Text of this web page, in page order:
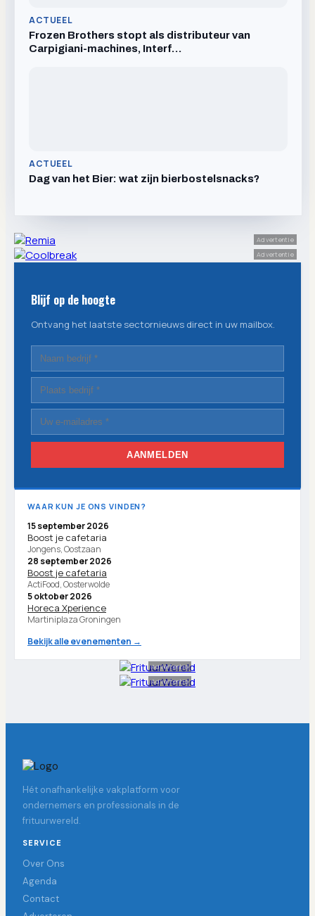
ACTUEEL
Frozen Brothers stopt als distributeur van
Carpigiani-machines, Interf…
ACTUEEL
Dag van het Bier: wat zijn bierbostelsnacks?
Advertentie
Advertentie
Blijf op de hoogte
Ontvang het laatste sectornieuws direct in uw mailbox.
AANMELDEN
WAAR KUN JE ONS VINDEN?
15 september 2026
Boost je cafetaria
Jongens, Oostzaan
28 september 2026
Boost je cafetaria
ActiFood, Oosterwolde
5 oktober 2026
Horeca Xperience
Martiniplaza Groningen
Bekijk alle evenementen →
Advertentie
Advertentie
Hét onafhankelijke vakplatform voor
ondernemers en professionals in de
frituurwereld.
SERVICE
Over Ons
Agenda
Contact